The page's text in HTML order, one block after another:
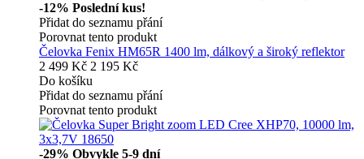
-12% Poslední kus!
Přidat do seznamu přání
Porovnat tento produkt
Čelovka Fenix HM65R 1400 lm, dálkový a široký reflektor
2 499 Kč 2 195 Kč
Do košíku
Přidat do seznamu přání
Porovnat tento produkt
-29% Obvykle 5-9 dní